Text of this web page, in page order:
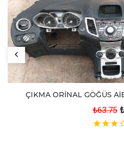
ÇIKMA ORİNAL GÖĞÜS
₺63.75